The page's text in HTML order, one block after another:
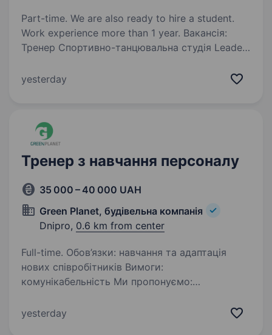
Part-time. We are also ready to hire a student.
Work experience more than 1 year. Вакансія:
Тренер Спортивно-танцювальна студія Leaders
а також можливо з суміжних областей
yesterday
Тренер з навчання персоналу
35 000 – 40 000 UAH
Green Planet, будівельна компанія
Dnipro, 0.6 km from center
Full-time. Обов’язки: навчання та адаптація
нових співробітників Вимоги:
комунікабельність Ми пропонуємо:
Пн-Пт, 9−18 Зверніть увагу, що дана посада
yesterday